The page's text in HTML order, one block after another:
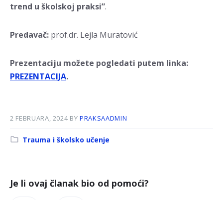
trend u školskoj praksi”.
Predavač: prof.dr. Lejla Muratović
Prezentaciju možete pogledati putem linka:
PREZENTACIJA.
2 FEBRUARA, 2024 BYPRAKSAADMIN
Kategorija:
Trauma i školsko učenje
Je li ovaj članak bio od pomoći?